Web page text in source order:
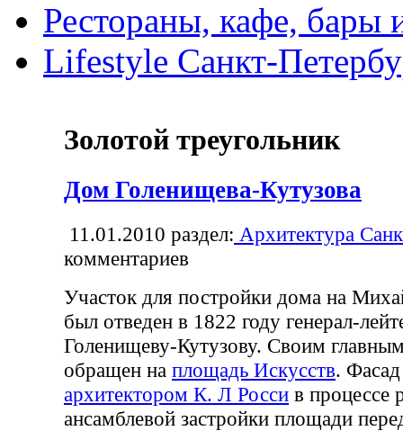
Рестораны, кафе, бары
Lifestyle Санкт-
Золотой треугольник
Дом Голенищева-Кутузова
11.01.2010 раздел: Архитектура
комментариев
Участок для постройки дома на
был отведен в 1822 году генерал-
Голенищеву-Кутузову. Своим
обращен на площадь Искусств.
архитектором К. Л Росси в процессе
ансамблевой застройки площади